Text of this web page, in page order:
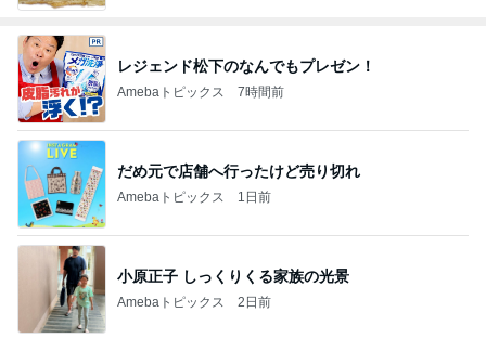
レジェンド松下のなんでもプレゼン！
Amebaトピックス 7時間前
だめ元で店舗へ行ったけど売り切れ
Amebaトピックス 1日前
小原正子 しっくりくる家族の光景
Amebaトピックス 2日前